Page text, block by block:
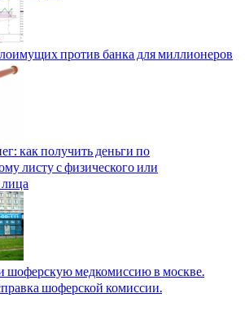
против банка для миллионеров
как получить деньги по
листу с физического или
шоферскую медкомиссию в москве.
шоферской комиссии.